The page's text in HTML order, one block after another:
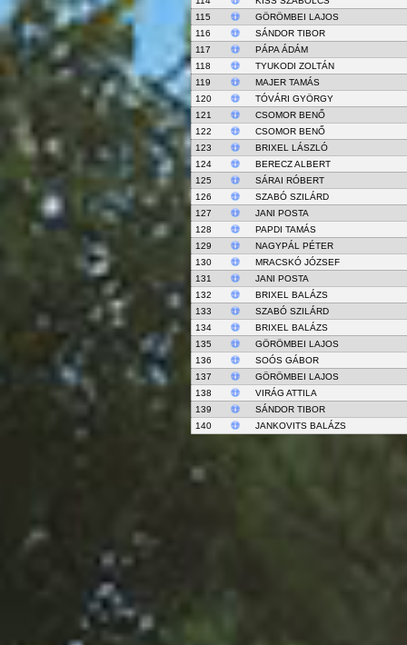
115
GÖRÖMBEI LAJOS
116
SÁNDOR TIBOR
117
PÁPA ÁDÁM
118
TYUKODI ZOLTÁN
119
MAJER TAMÁS
120
TÓVÁRI GYÖRGY
121
CSOMOR BENŐ
122
CSOMOR BENŐ
123
BRIXEL LÁSZLÓ
124
BERECZ ALBERT
125
SÁRAI RÓBERT
126
SZABÓ SZILÁRD
127
JANI POSTA
128
PAPDI TAMÁS
129
NAGYPÁL PÉTER
130
MRACSKÓ JÓZSEF
131
JANI POSTA
132
BRIXEL BALÁZS
133
SZABÓ SZILÁRD
134
BRIXEL BALÁZS
135
GÖRÖMBEI LAJOS
136
SOÓS GÁBOR
137
GÖRÖMBEI LAJOS
138
VIRÁG ATTILA
139
SÁNDOR TIBOR
140
JANKOVITS BALÁZS